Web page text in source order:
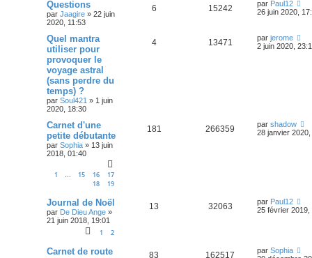
Questions
par Jaagire » 22 juin
2020, 11:53
6 15242 par Paul12
26 juin 2020,
Quel mantra
utiliser pour
provoquer le
voyage astral
(sans perdre du
temps) ?
par Soul421 » 1 juin
2020, 18:30
4 13471 par jerome
2 juin 2020,
Carnet d'une
petite débutante
par Sophia » 13 juin
2018, 01:40
1 … 15 16
17
18
19
181 266359 par shadow
28 janvier
Journal de Noël
par De Dieu Ange »
21 juin 2018, 19:01
1 2
13 32063 par Paul12
25 février 2019,
Carnet de route
83 162517 par Sophia